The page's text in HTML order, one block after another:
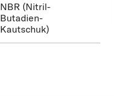
NBR (Nitril-
Butadien-
Kautschuk)